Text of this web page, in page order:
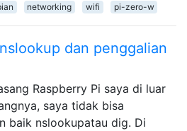
networking wifi pi-zero-w
dan penggalian
Raspberry Pi saya di luar
saya tidak bisa
baik nslookupatau dig. Di